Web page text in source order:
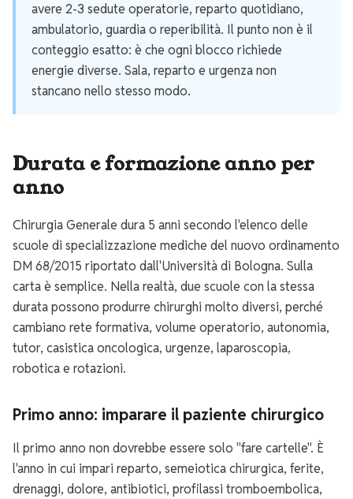
avere 2-3 sedute operatorie, reparto quotidiano,
ambulatorio, guardia o reperibilità. Il punto non è il
conteggio esatto: è che ogni blocco richiede
energie diverse. Sala, reparto e urgenza non
stancano nello stesso modo.
Durata e formazione anno per
anno
Chirurgia Generale dura 5 anni secondo l'elenco delle
scuole di specializzazione mediche del nuovo ordinamento
DM 68/2015 riportato dall'Università di Bologna. Sulla
carta è semplice. Nella realtà, due scuole con la stessa
durata possono produrre chirurghi molto diversi, perché
cambiano rete formativa, volume operatorio, autonomia,
tutor, casistica oncologica, urgenze, laparoscopia,
robotica e rotazioni.
Primo anno: imparare il paziente chirurgico
Il primo anno non dovrebbe essere solo "fare cartelle". È
l'anno in cui impari reparto, semeiotica chirurgica, ferite,
drenaggi, dolore, antibiotici, profilassi tromboembolica,